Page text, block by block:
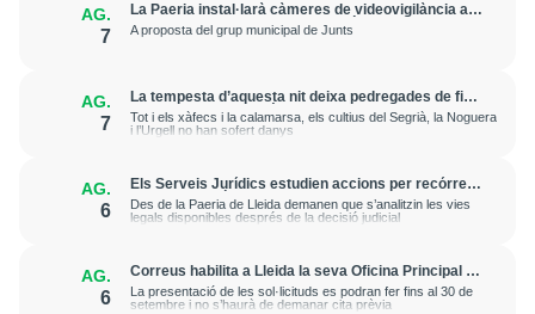
AG.
7
La Paeria instal·larà càmeres de videovigilància a
la plaça Edil Saturnino, a l'estació
A proposta del grup municipal de Junts
AG.
7
La tempesta d’aquesta nit deixa pedregades de fins
a 7 cm a Raimat, però la verema no pateix
afectacions significatives
Tot i els xàfecs i la calamarsa, els cultius del Segrià, la Noguera
i l’Urgell no han sofert danys
AG.
6
Els Serveis Jurídics estudien accions per recórrer
l’excarceració de l’investigat per l’onada de
robatoris i incendis a l’Horta
Des de la Paeria de Lleida demanen que s’analitzin les vies
legals disponibles després de la decisió judicial
AG.
6
Correus habilita a Lleida la seva Oficina Principal i
la sucursal de Lleida Ronda per a atendre les
esmenes de regularització de migrants
La presentació de les sol·licituds es podran fer fins al 30 de
setembre i no s’haurà de demanar cita prèvia